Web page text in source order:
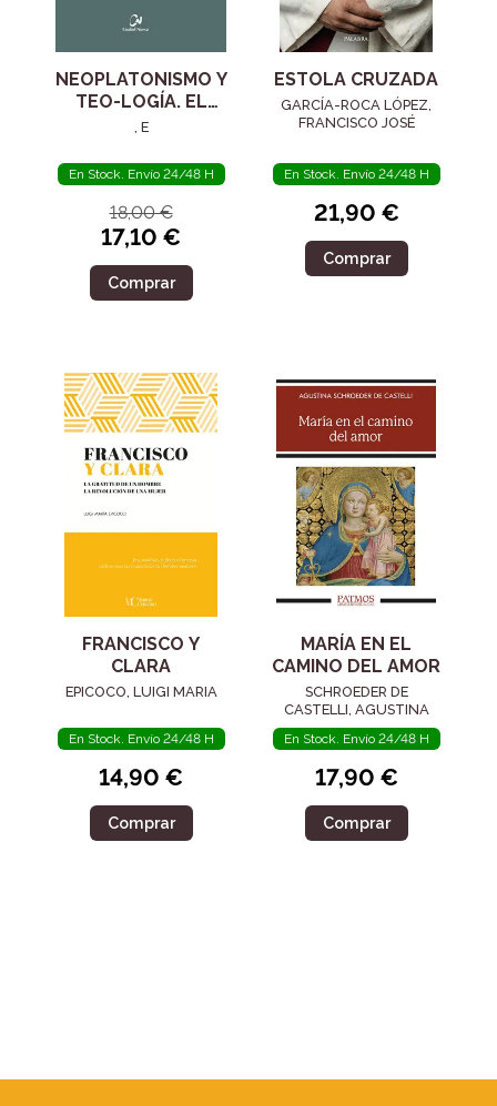
NEOPLATONISMO Y
TEO-LOGÍA. EL
SIGLO IV
, E
En Stock. Envío 24/48 H
18,00 €
17,10 €
Comprar
ESTOLA CRUZADA
GARCÍA-ROCA LÓPEZ,
FRANCISCO JOSÉ
En Stock. Envío 24/48 H
21,90 €
Comprar
FRANCISCO Y
CLARA
EPICOCO, LUIGI MARIA
En Stock. Envío 24/48 H
14,90 €
Comprar
MARÍA EN EL
CAMINO DEL AMOR
SCHROEDER DE
CASTELLI, AGUSTINA
En Stock. Envío 24/48 H
17,90 €
Comprar